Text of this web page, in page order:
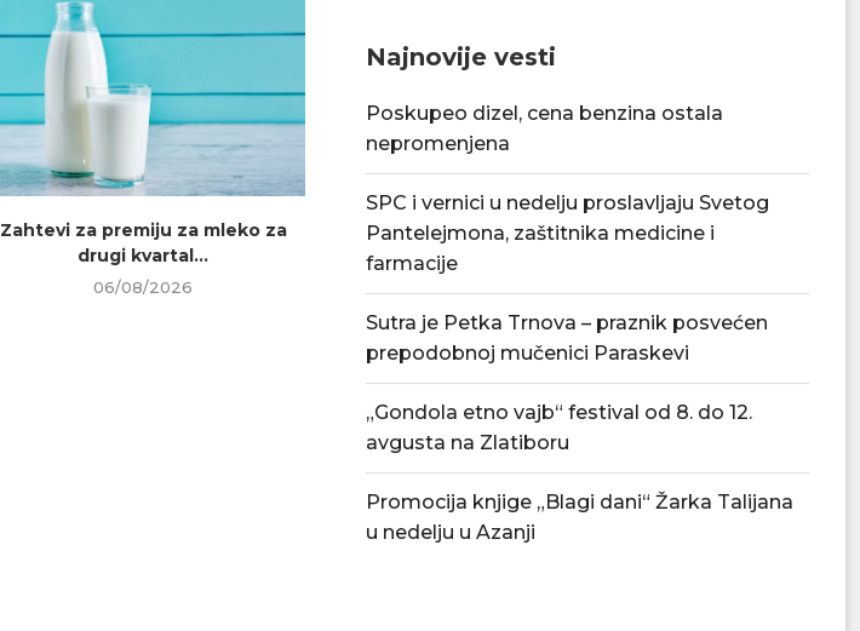
Zahtevi za premiju za mleko za
drugi kvartal...
06/08/2026
Đedović Handanović: Snabdevanje
Srbije naftnim derivatima stabilno
Odluka o
Najnovije vesti
Poskupeo dizel, cena benzina ostala
nepromenjena
SPC i vernici u nedelju proslavljaju Svetog
Pantelejmona, zaštitnika medicine i
farmacije
Sutra je Petka Trnova – praznik posvećen
prepodobnoj mučenici Paraskevi
„Gondola etno vajb“ festival od 8. do 12.
avgusta na Zlatiboru
Promocija knjige „Blagi dani“ Žarka Talijana
u nedelju u Azanji